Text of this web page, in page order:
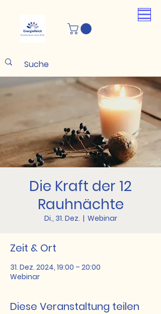
Die Kraft der 12
Rauhnächte
Di., 31. Dez.
  |
Webinar
Zeit & Ort
31. Dez. 2024, 19:00 – 20:00
Webinar
Diese Veranstaltung teilen